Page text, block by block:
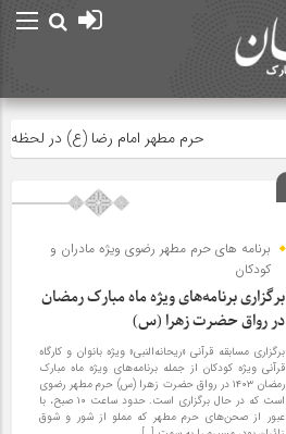
حرم مطهر امام رضا (ع) در لحظه
برنامه های حرم مطهر رضوی ویژه مادران و
کودکان
برگزاری برنامه‌های ویژه ماه مبارک رمضان
در رواق حضرت زهرا (س)
برگزاری مسابقه قرآنی «ریحانه‌النبی» ویژه بانوان و کارگاه
قرآنی ویژه کودکان از جمله برنامه‌های ویژه ماه مبارک
رمضان ۱۴۰۳ در رواق حضرت زهرا (س) حرم مطهر رضوی
است که در حال برگزاری است. حدود ساعت ۱۰ صبح، با
عبور از صحن‌های حرم مطهر که مملو از شور و شوق